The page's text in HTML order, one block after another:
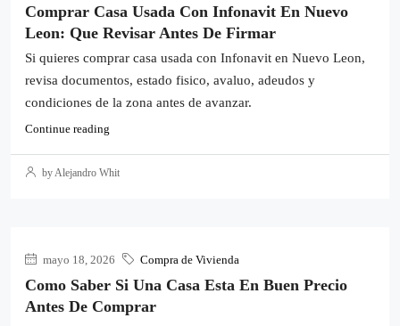
Comprar Casa Usada Con Infonavit En Nuevo
Leon: Que Revisar Antes De Firmar
Si quieres comprar casa usada con Infonavit en Nuevo Leon,
revisa documentos, estado fisico, avaluo, adeudos y
condiciones de la zona antes de avanzar.
Continue reading
by Alejandro Whit
mayo 18, 2026 Compra de Vivienda
Como Saber Si Una Casa Esta En Buen Precio
Antes De Comprar